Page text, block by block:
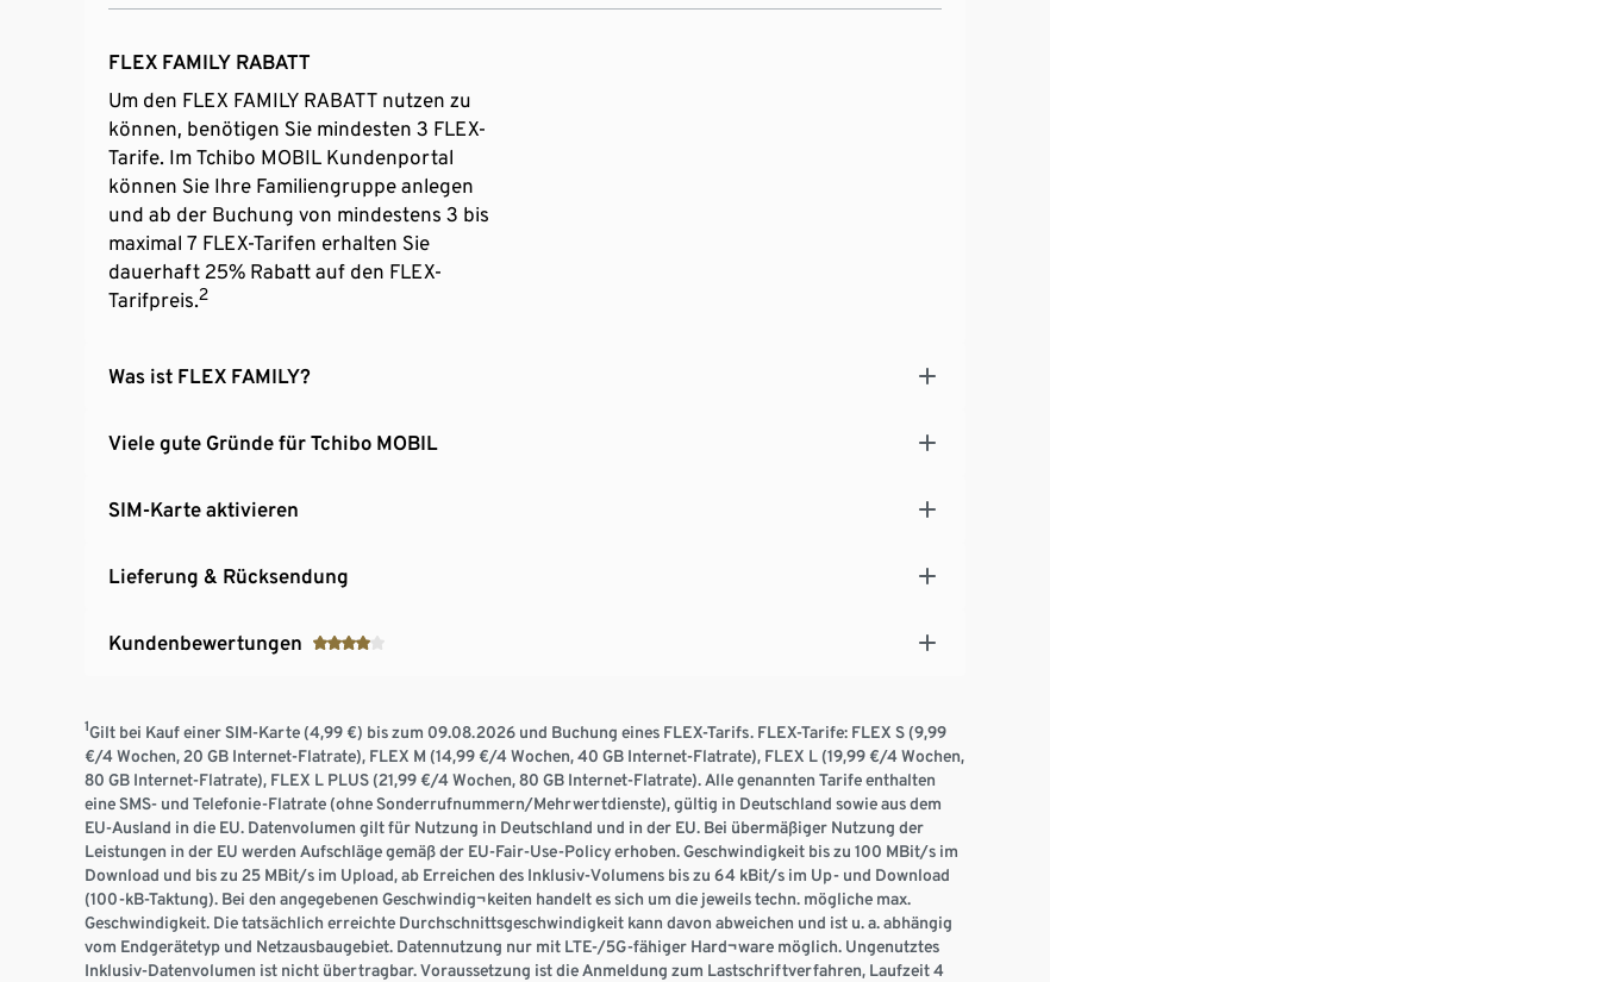
FLEX FAMILY RABATT
Um den FLEX FAMILY RABATT nutzen zu
können, benötigen Sie mindesten 3 FLEX-
Tarife. Im Tchibo MOBIL Kundenportal
können Sie Ihre Familiengruppe anlegen
und ab der Buchung von mindestens 3 bis
maximal 7 FLEX-Tarifen erhalten Sie
dauerhaft 25% Rabatt auf den FLEX-
Tarifpreis.2
Was ist FLEX FAMILY?
Viele gute Gründe für Tchibo MOBIL
SIM-Karte aktivieren
Lieferung & Rücksendung
Kundenbewertungen
1Gilt bei Kauf einer SIM-Karte (4,99 €) bis zum 09.08.2026 und Buchung eines FLEX-Tarifs. FLEX-Tarife: FLEX S (9,99
€/4 Wochen, 20 GB Internet-Flatrate), FLEX M (14,99 €/4 Wochen, 40 GB Internet-Flatrate), FLEX L (19,99 €/4 Wochen,
80 GB Internet-Flatrate), FLEX L PLUS (21,99 €/4 Wochen, 80 GB Internet-Flatrate). Alle genannten Tarife enthalten
eine SMS- und Telefonie-Flatrate (ohne Sonderrufnummern/Mehrwertdienste), gültig in Deutschland sowie aus dem
EU-Ausland in die EU. Datenvolumen gilt für Nutzung in Deutschland und in der EU. Bei übermäßiger Nutzung der
Leistungen in der EU werden Aufschläge gemäß der EU-Fair-Use-Policy erhoben. Geschwindigkeit bis zu 100 MBit/s im
Download und bis zu 25 MBit/s im Upload, ab Erreichen des Inklusiv-Volumens bis zu 64 kBit/s im Up- und Download
(100-kB-Taktung). Bei den angegebenen Geschwindig¬keiten handelt es sich um die jeweils techn. mögliche max.
Geschwindigkeit. Die tatsächlich erreichte Durchschnittsgeschwindigkeit kann davon abweichen und ist u. a. abhängig
vom Endgerätetyp und Netzausbaugebiet. Datennutzung nur mit LTE-/5G-fähiger Hard¬ware möglich. Ungenutztes
Inklusiv-Datenvolumen ist nicht übertragbar. Voraussetzung ist die Anmeldung zum Lastschriftverfahren, Laufzeit 4